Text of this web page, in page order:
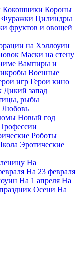
Кокошники Короны
Фуражки Цилиндры
фруктов и овощей
на Хэллоуин
Маски на стену
Вампиры и
Военные
игр Герои кино
Дикий запад
рыбы
Любовь
Новый год
Роботы
Эротические
На
На 23 февраля
На 1 апреля На
Осени На